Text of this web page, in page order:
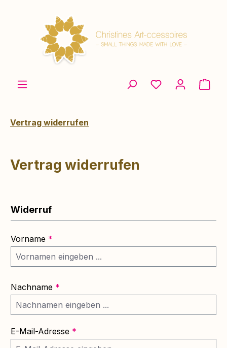
Vertrag widerrufen
Vertrag widerrufen
Widerruf
Vorname *
Nachname *
E-Mail-Adresse *